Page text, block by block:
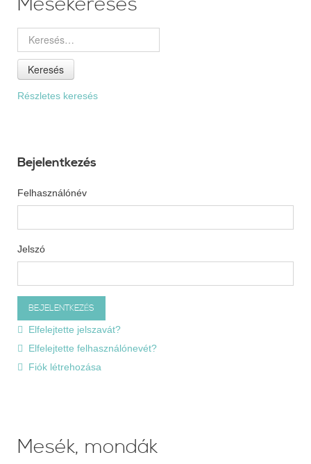
Keresés
Részletes keresés
Bejelentkezés
Felhasználónév
Jelszó
Elfelejtette jelszavát?
Elfelejtette felhasználónevét?
Fiók létrehozása
Mesék, mondák